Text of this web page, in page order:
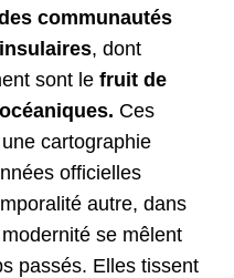
communautés
, dont
sont le fruit de
Ces
cartographie
officielles
autre, dans
se mêlent
passés. Elles tissent